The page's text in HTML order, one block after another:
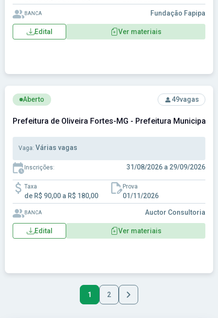
BANCA Fundação Fapipa
Edital Ver materiais
Ver concurso: Prefeitura de Oliveira Fortes-MG - Prefeitura
Aberto 49vagas
Prefeitura de Oliveira Fortes-MG - Prefeitura Municipal
Vaga: Várias vagas
Inscrições: 31/08/2026 a 29/09/2026
Taxa
de R$ 90,00 a R$ 180,00
Prova
01/11/2026
BANCA Auctor Consultoria
Edital Ver materiais
1 2